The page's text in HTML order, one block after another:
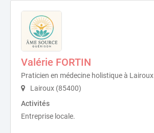
Valérie FORTIN
Praticien en médecine holistique à Lairoux
Lairoux (85400)
Activités
Entreprise locale.